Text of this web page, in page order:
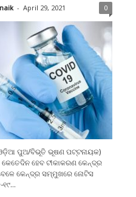
- April 29, 2021 0
ପୁଅ/ବିଭୂତି ଭୂଷଣ ପଟ୍ଟନାୟକ)
ହେବ ଟୀକାକରଣ କେନ୍ଦ୍ର
କେନ୍ଦ୍ର ସମ୍ମୁଖରେ ନୋଟିସ